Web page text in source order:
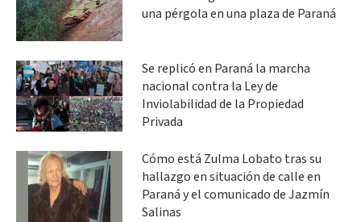
una pérgola en una plaza de Paraná
Se replicó en Paraná la marcha
nacional contra la Ley de
Inviolabilidad de la Propiedad
Privada
Cómo está Zulma Lobato tras su
hallazgo en situación de calle en
Paraná y el comunicado de Jazmín
Salinas